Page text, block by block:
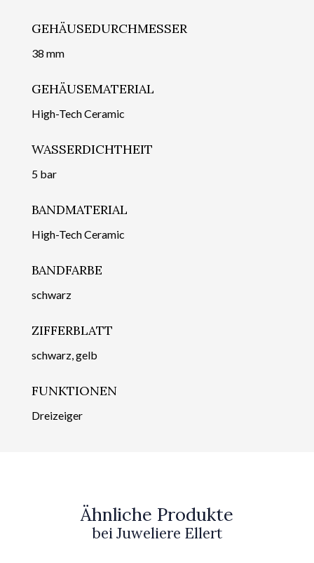
GEHÄUSEDURCHMESSER
38 mm
GEHÄUSEMATERIAL
High-Tech Ceramic
WASSERDICHTHEIT
5 bar
BANDMATERIAL
High-Tech Ceramic
BANDFARBE
schwarz
ZIFFERBLATT
schwarz, gelb
FUNKTIONEN
Dreizeiger
Ähnliche Produkte
bei Juweliere Ellert